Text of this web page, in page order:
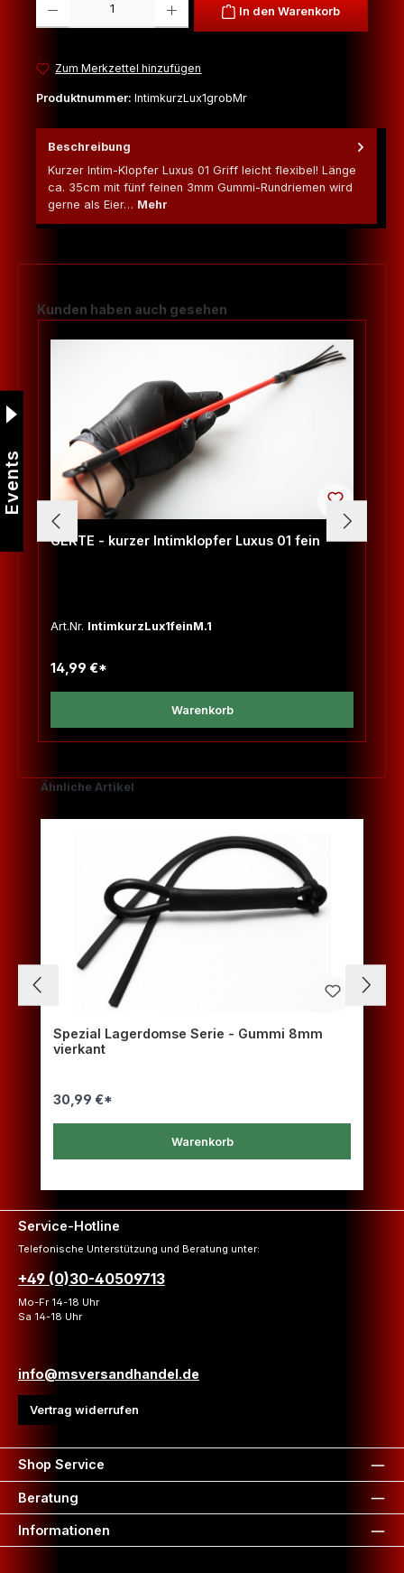
In den Warenkorb
Zum Merkzettel hinzufügen
Produktnummer: IntimkurzLux1grobMr
Beschreibung
Kurzer Intim-Klopfer Luxus 01 Griff leicht flexibel! Länge
ca. 35cm mit fünf feinen 3mm Gummi-Rundriemen wird
gerne als Eier… Mehr
Produktgalerie überspringen
Kunden haben auch gesehen
GERTE - kurzer Intimklopfer Luxus 01 fein
Art.Nr. IntimkurzLux1feinM.1
14,99 €*
Warenkorb
Produktgalerie überspringen
Ähnliche Artikel
Spezial Lagerdomse Serie - Gummi 8mm
vierkant
30,99 €*
Warenkorb
Service-Hotline
Telefonische Unterstützung und Beratung unter:
+49 (0)30-40509713
Mo-Fr 14-18 Uhr
Sa 14-18 Uhr
info@msversandhandel.de
Vertrag widerrufen
Shop Service
Beratung
Informationen
Events